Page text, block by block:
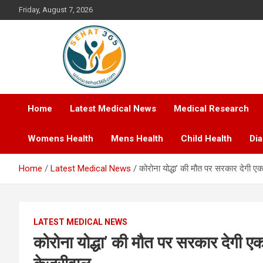
to
Friday, August 7, 2026
Sehat365
Your's Complete Health Guide
Home
Latest Medical News Medical Research
Womens Health Mens Health Child Health
Home Latest Medical News कोरोना योद्धा’ की मौत पर सरकार
LATEST MEDICAL NEWS
कोरोना योद्धा’ की मौत पर सरकार देगी